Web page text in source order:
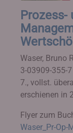
Prozess-
Waser, Bruno
3-03909-355-7
7., vollst.
erschienen in
Flyer zum
Waser_Pr-